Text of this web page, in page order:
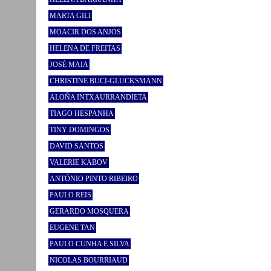
MARTA GILI
MOACIR DOS ANJOS
HELENA DE FREITAS
JOSÉ MAIA
CHRISTINE BUCI-GLUCKSMANN
ALOÑA INTXAURRANDIETA
TIAGO HESPANHA
TINY DOMINGOS
DAVID SANTOS
VALERIE KABOV
ANTÓNIO PINTO RIBEIRO
PAULO REIS
GERARDO MOSQUERA
EUGENE TAN
PAULO CUNHA E SILVA
NICOLAS BOURRIAUD